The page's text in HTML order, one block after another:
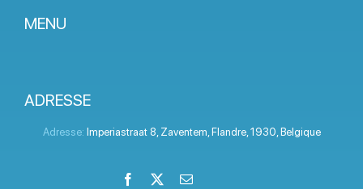
MENU
Tarifs
Espace Client
ADRESSE
Adresse: Imperiastraat 8 Zaventem Flandre, 1930 Belgique
Facebook Email